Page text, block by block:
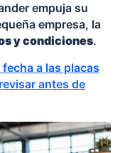
empuja su
empresa, la
y condiciones.
a las placas
antes de